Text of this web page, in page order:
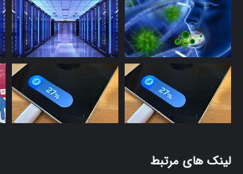
لینک های مرتبط